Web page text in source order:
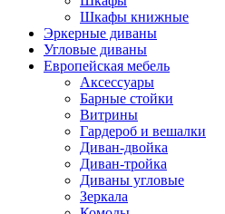
Шкафы книжные
Эркерные диваны
Угловые диваны
Европейская мебель
Аксессуары
Барные стойки
Витрины
Гардероб и вешалки
Диван-двойка
Диван-тройка
Диваны угловые
Зеркала